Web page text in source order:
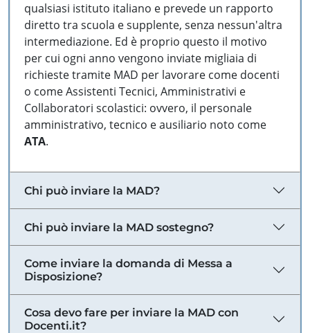
qualsiasi istituto italiano e prevede un rapporto
diretto tra scuola e supplente, senza nessun'altra
intermediazione. Ed è proprio questo il motivo
per cui ogni anno vengono inviate migliaia di
richieste tramite MAD per lavorare come docenti
o come Assistenti Tecnici, Amministrativi e
Collaboratori scolastici: ovvero, il personale
amministrativo, tecnico e ausiliario noto come
ATA.
Chi può inviare la MAD?
Chi può inviare la MAD sostegno?
Come inviare la domanda di Messa a
Disposizione?
Cosa devo fare per inviare la MAD con
Docenti.it?